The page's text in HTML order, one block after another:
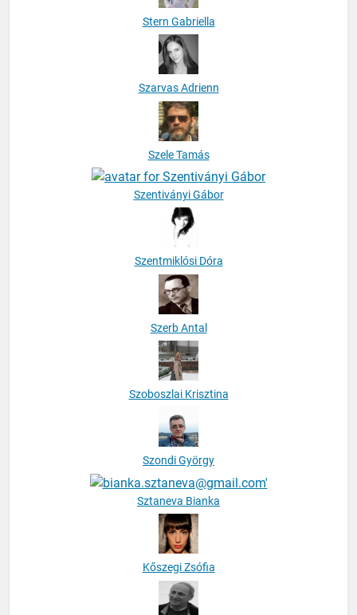
Stern Gabriella
Szarvas Adrienn
Szele Tamás
Szentiványi Gábor
Szentmiklósi Dóra
Szerb Antal
Szoboszlai Krisztina
Szondi György
Sztaneva Bianka
Kőszegi Zsófia